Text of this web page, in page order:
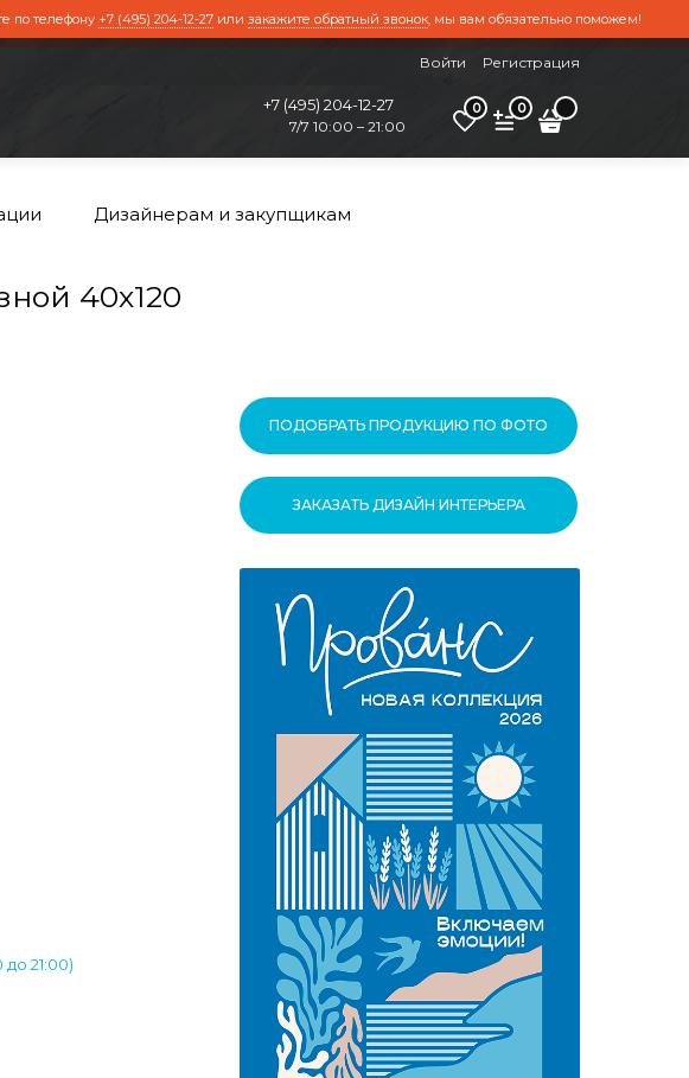
по телефону +7 (495) 204-12-27 или закажите обратный звонок, мы вам обязательно поможем!
Войти Регистрация
+7 (495) 204-12-27
7/7 10:00 – 21:00
0 0
Дизайнерам и закупщикам
40х120
21:00)
ПОДОБРАТЬ ПРОДУКЦИЮ ПО ФОТО
ЗАКАЗАТЬ ДИЗАЙН ИНТЕРЬЕРА